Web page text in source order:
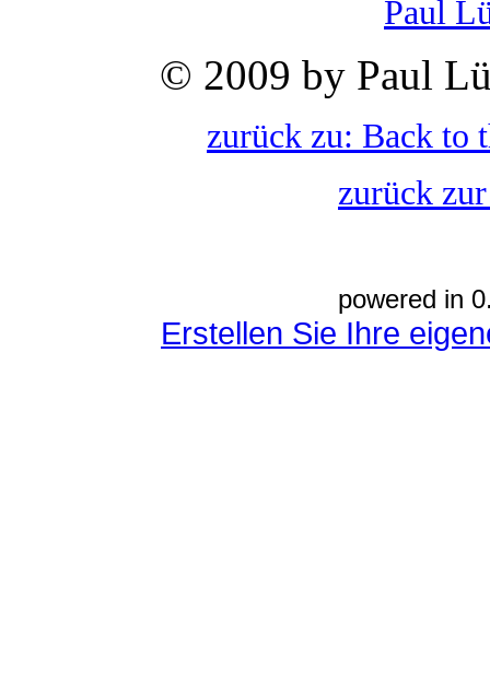
Paul
© 2009 by Paul
zurück zu: Back to
zurück
powered in
Erstellen Sie Ihre